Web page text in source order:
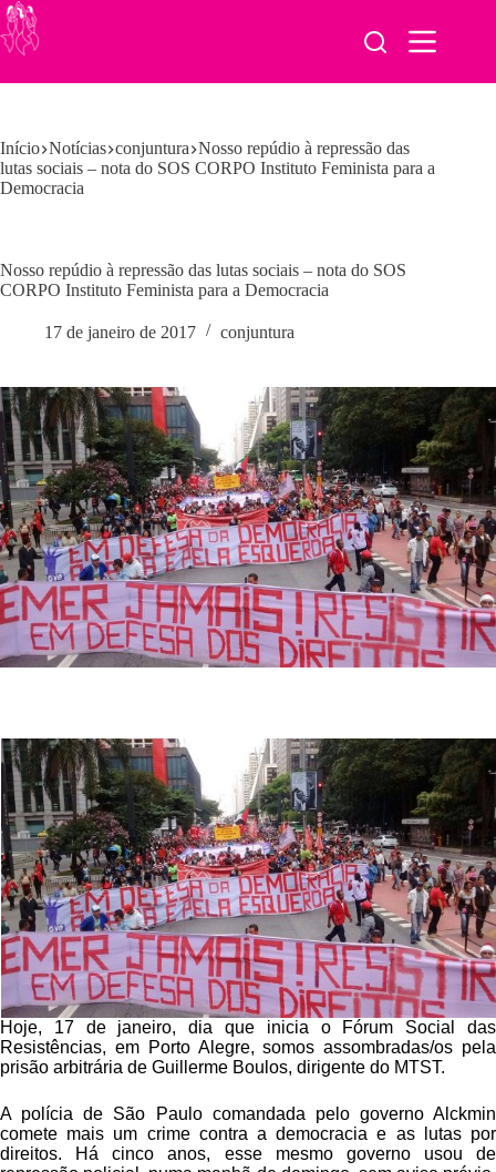
Pular
para
o
Início Notícias conjuntura Nosso repúdio à repressão das
lutas sociais – nota do SOS CORPO Instituto Feminista para a
Democracia
Nosso repúdio à repressão das lutas sociais – nota do SOS
CORPO Instituto Feminista para a Democracia
17 de janeiro de 2017 conjuntura
Hoje, 17 de janeiro, dia que inicia o Fórum Social das
Resistências, em Porto Alegre, somos assombradas/os pela
prisão arbitrária de Guillerme Boulos, dirigente do MTST.
A polícia de São Paulo comandada pelo governo Alckmin
comete mais um crime contra a democracia e as lutas por
direitos. Há cinco anos, esse mesmo governo usou de